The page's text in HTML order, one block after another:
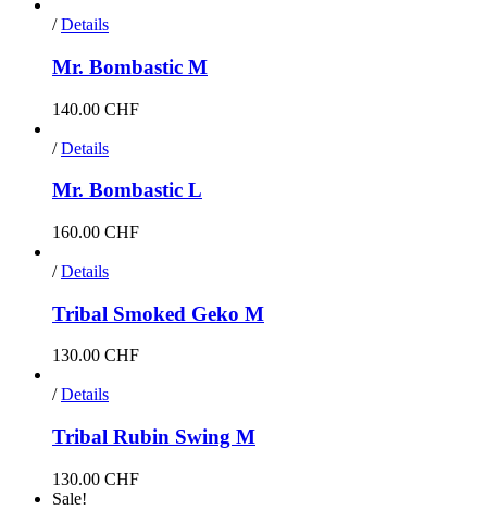
/ Details
Mr. Bombastic M
140.00 CHF
/ Details
Mr. Bombastic L
160.00 CHF
/ Details
Tribal Smoked Geko M
130.00 CHF
/ Details
Tribal Rubin Swing M
130.00 CHF
Sale!